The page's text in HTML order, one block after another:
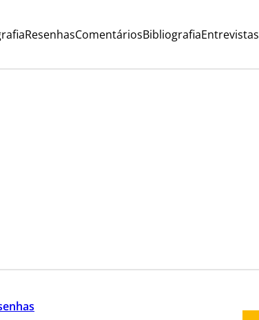
ResenhasComentáriosBibliografiaEntrevistas